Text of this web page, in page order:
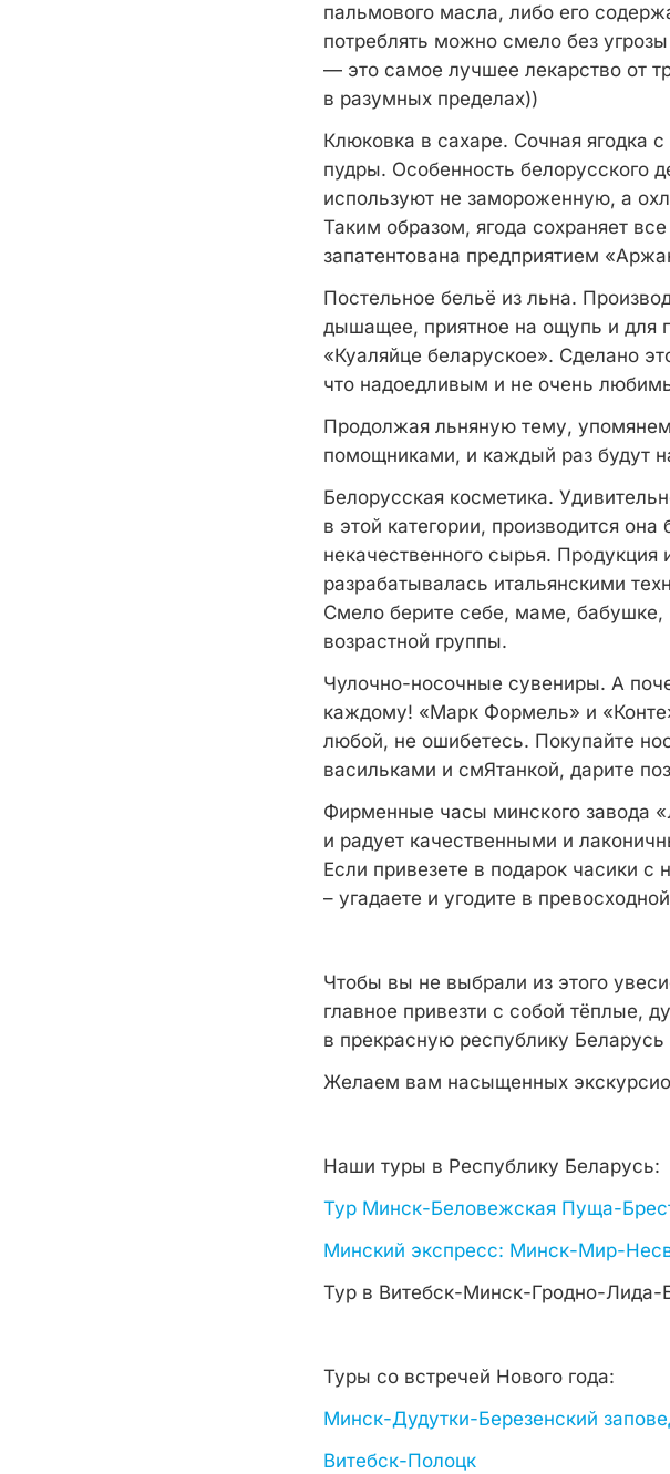
пальмового масла, либо его
потреблять можно смело без
— это самое лучшее лекарство от
в разумных пределах))
Клюковка в сахаре. Сочная ягодка
пудры. Особенность белорусского
используют не замороженную, а
Таким образом, ягода сохраняет
запатентована предприятием
Постельное бельё из льна.
дышащее, приятное на ощупь и для
«Куаляйце беларуское». Сделано
что надоедливым и не очень
Продолжая льняную тему,
помощниками, и каждый раз будут
Белорусская косметика.
в этой категории, производится
некачественного сырья. Продукция
разрабатывалась итальянскими
Смело берите себе, маме, бабушке,
возрастной группы.
Чулочно-носочные сувениры. А
каждому! «Марк Формель» и
любой, не ошибетесь. Покупайте
васильками и смЯтанкой, дарите
Фирменные часы минского завода
и радует качественными и
Если привезете в подарок часики
– угадаете и угодите в
Чтобы вы не выбрали из этого
главное привезти с собой тёплые,
в прекрасную республику
Желаем вам насыщенных
Наши туры в Республику Беларусь:
Тур Минск-Беловежская Пуща-
Минский экспресс: Минск-Мир-
Тур в Витебск-Минск-Гродно-Лида-
Туры со встречей Нового года:
Минск-Дудутки-Березенский
Витебск-Полоцк